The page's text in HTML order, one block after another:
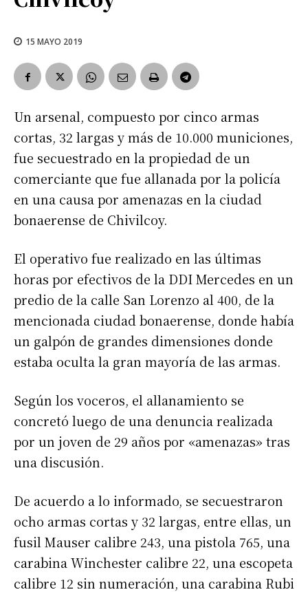
15 MAYO 2019
Un arsenal, compuesto por cinco armas
cortas, 32 largas y más de 10.000 municiones,
fue secuestrado en la propiedad de un
comerciante que fue allanada por la policía
en una causa por amenazas en la ciudad
bonaerense de Chivilcoy.
El operativo fue realizado en las últimas
horas por efectivos de la DDI Mercedes en un
predio de la calle San Lorenzo al 400, de la
mencionada ciudad bonaerense, donde había
un galpón de grandes dimensiones donde
estaba oculta la gran mayoría de las armas.
Según los voceros, el allanamiento se
concretó luego de una denuncia realizada
por un joven de 29 años por «amenazas» tras
una discusión.
De acuerdo a lo informado, se secuestraron
ocho armas cortas y 32 largas, entre ellas, un
fusil Mauser calibre 243, una pistola 765, una
carabina Winchester calibre 22, una escopeta
calibre 12 sin numeración, una carabina Rubi